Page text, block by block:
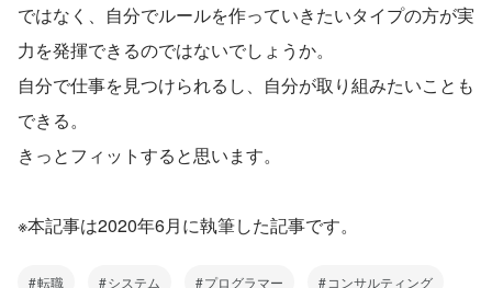
ではなく、自分でルールを作っていきたいタイプの方が実
力を発揮できるのではないでしょうか。
自分で仕事を見つけられるし、自分が取り組みたいことも
できる。
きっとフィットすると思います。
※本記事は2020年6月に執筆した記事です。
転職 システム プログラマー コンサルティング